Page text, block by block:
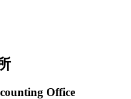
Office